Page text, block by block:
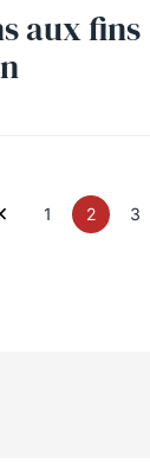
aux fins
Précédente page
1 2 3